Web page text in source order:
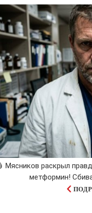
Мясников раскрыл
метформин!